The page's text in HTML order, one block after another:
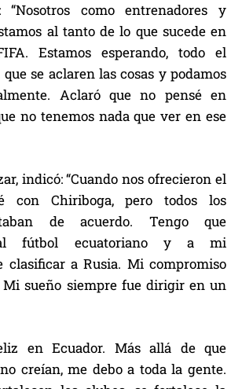
“Nosotros como entrenadores y
al tanto de lo que sucede en
Estamos esperando, todo el
se aclaren las cosas y podamos
Aclaró que no pensé en
no tenemos nada que ver en ese
indicó: “Cuando nos ofrecieron el
con Chiriboga, pero todos los
de acuerdo. Tengo que
al fútbol ecuatoriano y a mi
clasificar a Rusia. Mi compromiso
Mi sueño siempre fue dirigir en un
en Ecuador. Más allá de que
creían, me debo a toda la gente.